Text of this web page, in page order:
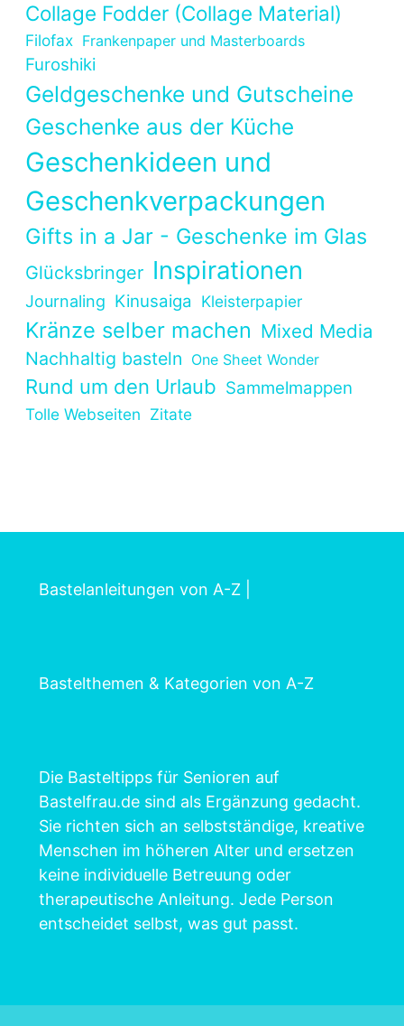
Collage Fodder (Collage Material)
Filofax Frankenpaper und Masterboards
Furoshiki
Geldgeschenke und Gutscheine
Geschenke aus der Küche
Geschenkideen und
Geschenkverpackungen
Gifts in a Jar - Geschenke im Glas
Glücksbringer Inspirationen
Journaling Kinusaiga Kleisterpapier
Kränze selber machen Mixed Media
Nachhaltig basteln One Sheet Wonder
Rund um den Urlaub Sammelmappen
Tolle Webseiten Zitate
Bastelanleitungen von A-Z|
Bastelthemen & Kategorien von A-Z
Die Basteltipps für Senioren auf
Bastelfrau.de sind als Ergänzung gedacht.
Sie richten sich an selbstständige, kreative
Menschen im höheren Alter und ersetzen
keine individuelle Betreuung oder
therapeutische Anleitung. Jede Person
entscheidet selbst, was gut passt.